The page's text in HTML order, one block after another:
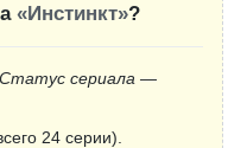
«Инстинкт»?
сериала —
24 серии).